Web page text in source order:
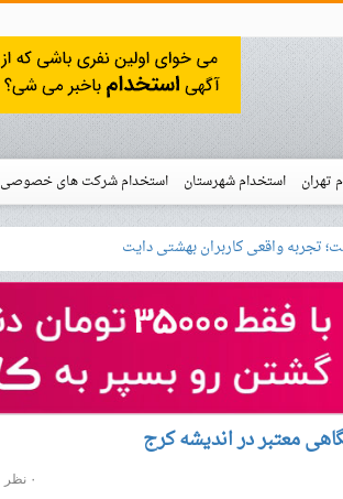
تهران استخدام شهرستان استخدام شرکت های خصوصی
معتبر در اندیشه کرج
۰ نظر